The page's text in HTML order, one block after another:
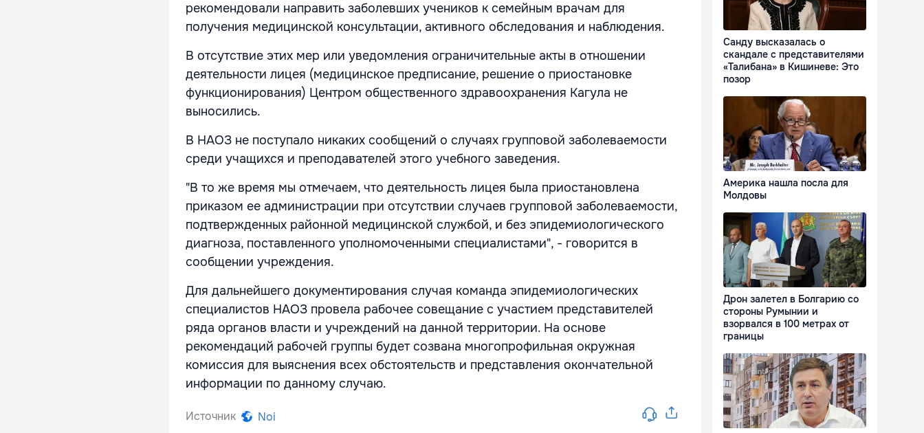
рекомендовали направить заболевших учеников к семейным врачам для
получения медицинской консультации, активного обследования и наблюдения.
В отсутствие этих мер или уведомления ограничительные акты в отношении
деятельности лицея (медицинское предписание, решение о приостановке
функционирования) Центром общественного здравоохранения Кагула не
выносились.
В НАОЗ не поступало никаких сообщений о случаях групповой заболеваемости
среди учащихся и преподавателей этого учебного заведения.
"В то же время мы отмечаем, что деятельность лицея была приостановлена
приказом ее администрации при отсутствии случаев групповой заболеваемости,
подтвержденных районной медицинской службой, и без эпидемиологического
диагноза, поставленного уполномоченными специалистами", - говорится в
сообщении учреждения.
Для дальнейшего документирования случая команда эпидемиологических
специалистов НАОЗ провела рабочее совещание с участием представителей
ряда органов власти и учреждений на данной территории. На основе
рекомендаций рабочей группы будет созвана многопрофильная окружная
комиссия для выяснения всех обстоятельств и представления окончательной
информации по данному случаю.
Источник Noi
Санду высказалась о
скандале с представителями
«Талибана» в Кишиневе: Это
позор
Америка нашла посла для
Молдовы
Дрон залетел в Болгарию со
стороны Румынии и
взорвался в 100 метрах от
границы